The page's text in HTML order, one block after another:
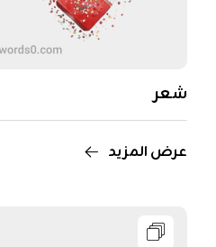
شعر
عرض المزيد